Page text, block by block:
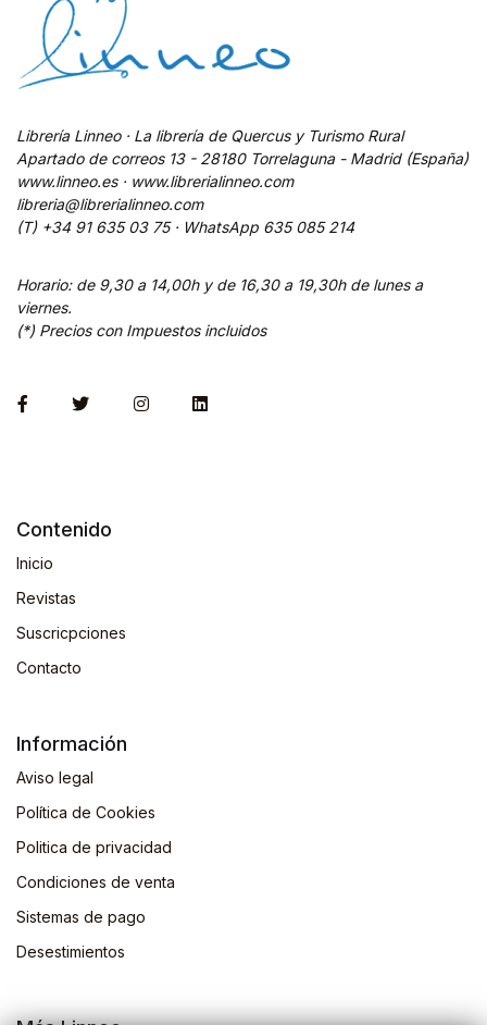
Librería Linneo · La librería de Quercus y Turismo Rural
Apartado de correos 13 - 28180 Torrelaguna - Madrid (España)
www.linneo.es · www.librerialinneo.com
libreria@librerialinneo.com
(T) +34 91 635 03 75 · WhatsApp 635 085 214
Horario: de 9,30 a 14,00h y de 16,30 a 19,30h de lunes a
viernes.
(*) Precios con Impuestos incluidos
Contenido
Inicio
Revistas
Suscricpciones
Contacto
Información
Aviso legal
Política de Cookies
Politica de privacidad
Condiciones de venta
Sistemas de pago
Desestimientos